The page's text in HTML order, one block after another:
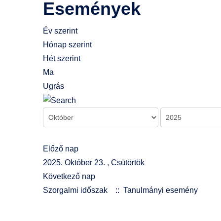
Események
Év szerint
Hónap szerint
Hét szerint
Ma
Ugrás
Előző nap
2025. Október 23. , Csütörtök
Következő nap
Szorgalmi időszak
:: Tanulmányi esemény